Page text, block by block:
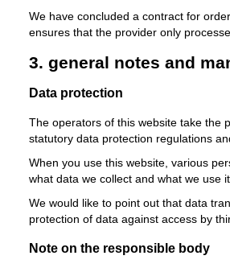
We have concluded a contract for
ensures that the provider only
3. general notes and
Data protection
The operators of this website take the
statutory data protection regulations
When you use this website, various
what data we collect and what we use
We would like to point out that data
protection of data against access by
Note on the responsible body